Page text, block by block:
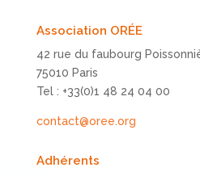
Association ORÉE
42 rue du faubourg
75010 Paris
Tel : +33(0)1 48 24 04 00
contact@oree.org
Adhérents